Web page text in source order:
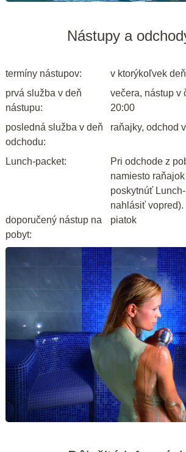
Nástupy a
termíny nástupov:
v ktorýkoľvek
prvá služba v deň
nástupu:
večera, nástup v
20:00
posledná služba v deň
odchodu:
raňajky, odchod
Lunch-packet:
Pri odchode z
namiesto
poskytnúť
nahlásiť vopred).
doporučený nástup na
pobyt:
piatok